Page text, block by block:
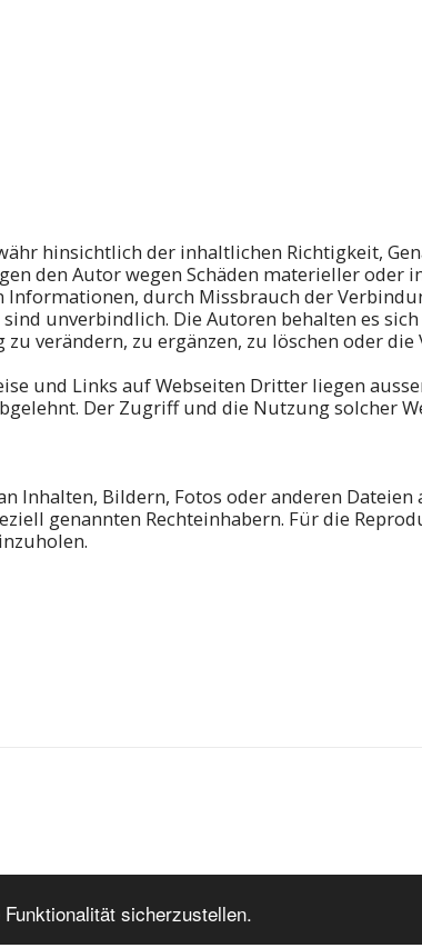
sicherzustellen.
hinsichtlich der inhaltlichen Richtigkeit,
den Autor wegen Schäden materieller
durch Missbrauch der
unverbindlich. Die Autoren behalten es
verändern, zu ergänzen, zu löschen oder
und Links auf Webseiten Dritter liegen
Der Zugriff und die Nutzung solcher
Inhalten, Bildern, Fotos oder anderen
genannten Rechteinhabern. Für die